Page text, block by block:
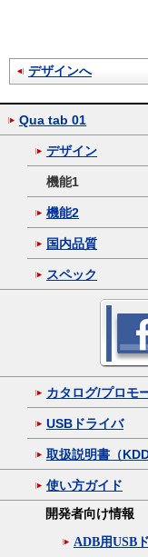
デザインへ
Qua tab 01
デザイン
機能1
機能2
国内品質
スペック
カタログ/プロモ
USBドライバ
取扱説明書（
使い方ガイド
開発者向け情報
ADB用USB